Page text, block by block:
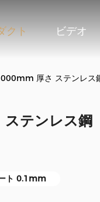
クト ビデオ
厚さ ステンレス
テンレス鋼
ト 0.1mm